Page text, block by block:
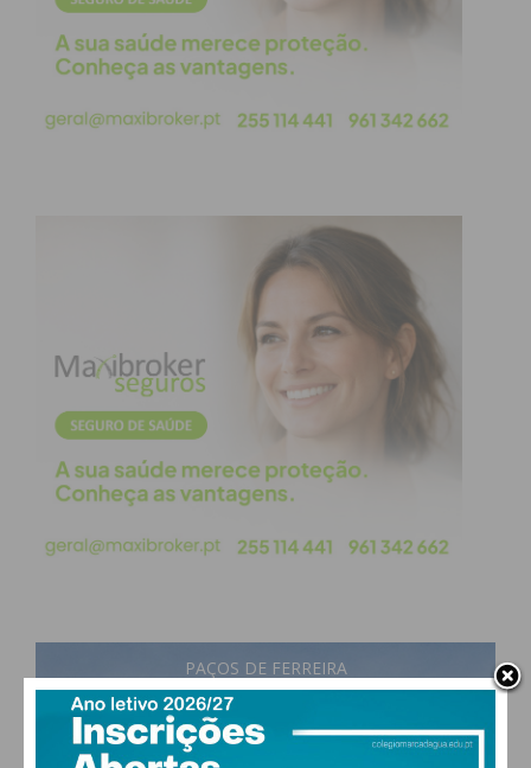
Câmara Municipal de
Penafiel, Pedro Cepeda
Sendo a EN106 uma via de elevada densidade de
tráfego, a conclusão desta obra era aguardada com
expectativa pela população local e pelas empresas
da região. O Município de Penafiel aproveitou a
ocasião para lamentar os transtornos causados
durante o período de execução dos trabalhos,
agradecendo a compreensão dos munícipes face
aos condicionamentos necessários para a
concretização da melhoria.
Com esta reabilitação, a Ponte de Novelas
PAÇOS DE FERREIRA
17°
87% humidade